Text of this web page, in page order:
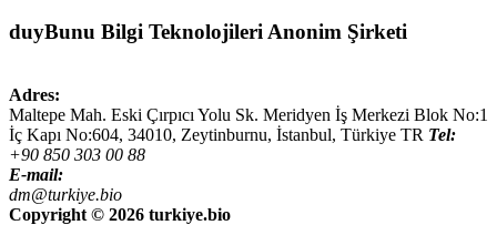
duyBunu Bilgi Teknolojileri Anonim Şirketi
Adres:
Maltepe Mah. Eski Çırpıcı Yolu Sk. Meridyen İş Merkezi Blok No:1
İç Kapı No:604, 34010, Zeytinburnu, İstanbul, Türkiye TR Tel:
+90 850 303 00 88
E-mail:
dm@turkiye.bio
Copyright © 2026 turkiye.bio